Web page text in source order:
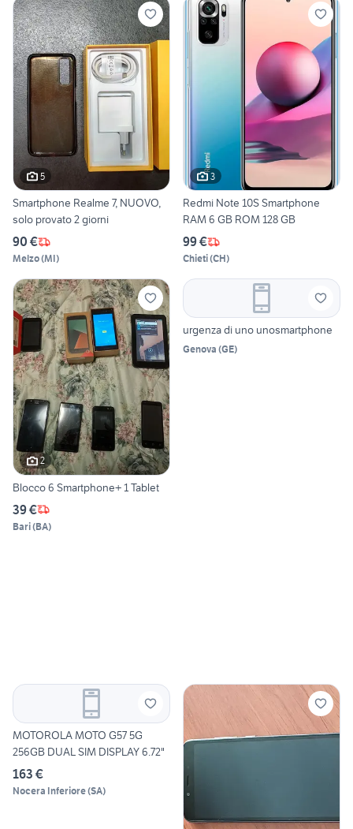
5
Smartphone Realme 7, NUOVO,
solo provato 2 giorni
90 €
Melzo(MI)
3
Redmi Note 10S Smartphone
RAM 6 GB ROM 128 GB
99 €
Chieti(CH)
2
Blocco 6 Smartphone+ 1 Tablet
39 €
Bari(BA)
urgenza di uno unosmartphone
Genova (GE)
MOTOROLA MOTO G57 5G
256GB DUAL SIM DISPLAY 6.72"
163 €
Nocera Inferiore(SA)